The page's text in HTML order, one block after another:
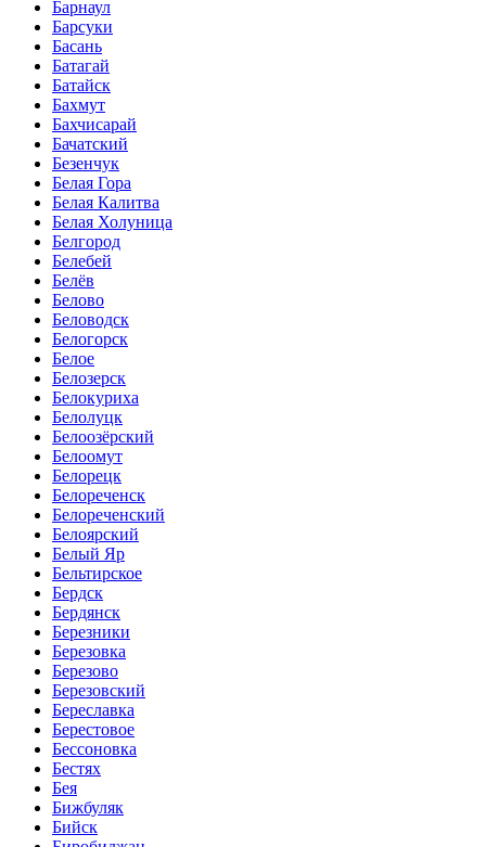
Барнаул
Барсуки
Басань
Батагай
Батайск
Бахмут
Бахчисарай
Бачатский
Безенчук
Белая Гора
Белая Калитва
Белая Холуница
Белгород
Белебей
Белёв
Белово
Беловодск
Белогорск
Белое
Белозерск
Белокуриха
Белолуцк
Белоозёрский
Белоомут
Белорецк
Белореченск
Белореченский
Белоярский
Белый Яр
Бельтирское
Бердск
Бердянск
Березники
Березовка
Березово
Березовский
Береславка
Берестовое
Бессоновка
Бестях
Бея
Бижбуляк
Бийск